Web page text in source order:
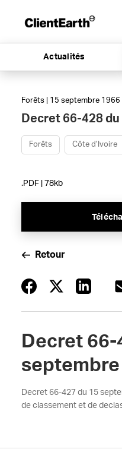
Actualités
Forêts | 15 septembre 1966
Decret 66-428
Forêts Côte d’Ivoire
.PDF | 78kb
Retour
Decret
Decret 66-427 du 15
de classement et de